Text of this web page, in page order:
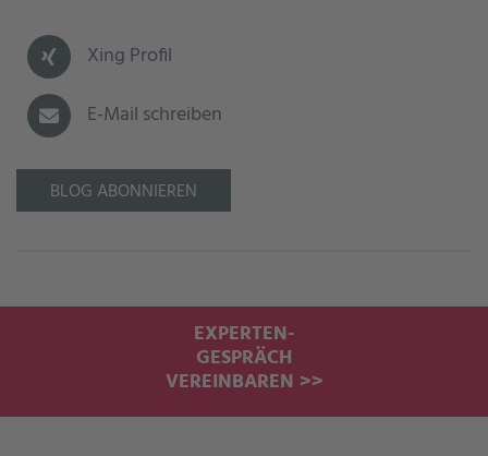
Xing Profil
E-Mail schreiben
BLOG ABONNIEREN
EXPERTEN-
GESPRÄCH
VEREINBAREN >>